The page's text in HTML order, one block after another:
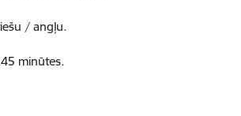
/ angļu.
minūtes.